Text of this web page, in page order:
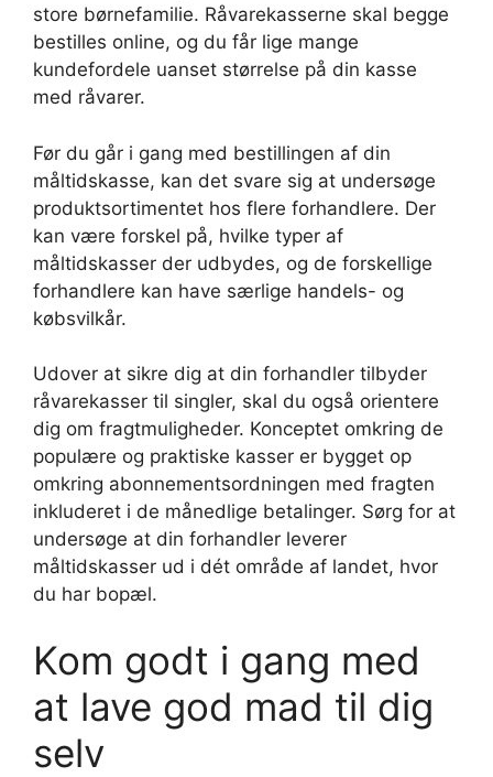
store børnefamilie. Råvarekasserne skal begge
bestilles online, og du får lige mange
kundefordele uanset størrelse på din kasse
med råvarer.
Før du går i gang med bestillingen af din
måltidskasse, kan det svare sig at undersøge
produktsortimentet hos flere forhandlere. Der
kan være forskel på, hvilke typer af
måltidskasser der udbydes, og de forskellige
forhandlere kan have særlige handels- og
købsvilkår.
Udover at sikre dig at din forhandler tilbyder
råvarekasser til singler, skal du også orientere
dig om fragtmuligheder. Konceptet omkring de
populære og praktiske kasser er bygget op
omkring abonnementsordningen med fragten
inkluderet i de månedlige betalinger. Sørg for at
undersøge at din forhandler leverer
måltidskasser ud i dét område af landet, hvor
du har bopæl.
Kom godt i gang med
at lave god mad til dig
selv